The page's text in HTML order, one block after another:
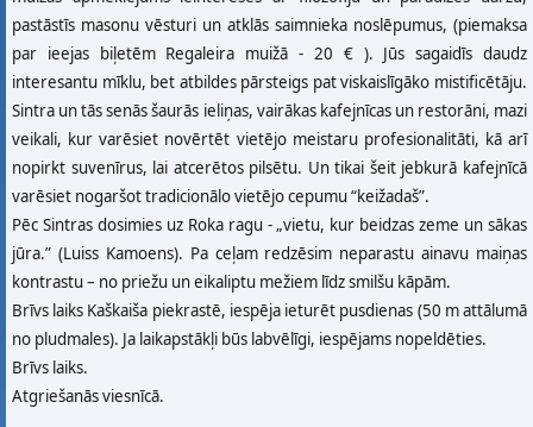
pastāstīs masonu vēsturi un atklās saimnieka noslēpumus, (piemaksa
par ieejas biļetēm Regaleira muižā - 20 € ). Jūs sagaidīs daudz
interesantu mīklu, bet atbildes pārsteigs pat viskaislīgāko mistificētāju.
Sintra un tās senās šaurās ieliņas, vairākas kafejnīcas un restorāni, mazi
veikali, kur varēsiet novērtēt vietējo meistaru profesionalitāti, kā arī
nopirkt suvenīrus, lai atcerētos pilsētu. Un tikai šeit jebkurā kafejnīcā
varēsiet nogaršot tradicionālo vietējo cepumu “keižadaš”.
Pēc Sintras dosimies uz Roka ragu - „vietu, kur beidzas zeme un sākas
jūra.” (Luiss Kamoens). Pa ceļam redzēsim neparastu ainavu maiņas
kontrastu – no priežu un eikaliptu mežiem līdz smilšu kāpām.
Brīvs laiks Kaškaiša piekrastē, iespēja ieturēt pusdienas (50 m attālumā
no pludmales). Ja laikapstākļi būs labvēlīgi, iespējams nopeldēties.
Brīvs laiks.
Atgriešanās viesnīcā.